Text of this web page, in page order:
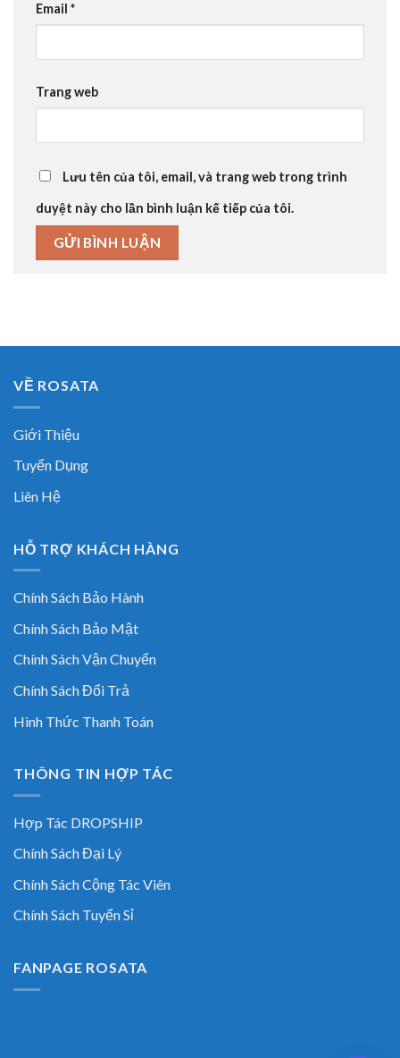
Email *
Trang web
Lưu tên của tôi, email, và trang web trong trình
duyệt này cho lần bình luận kế tiếp của tôi.
VỀ ROSATA
Giới Thiệu
Tuyển Dụng
Liên Hệ
HỖ TRỢ KHÁCH HÀNG
Chính Sách Bảo Hành
Chính Sách Bảo Mật
Chính Sách Vận Chuyển
Chính Sách Đổi Trả
Hình Thức Thanh Toán
THÔNG TIN HỢP TÁC
Hợp Tác DROPSHIP
Chính Sách Đại Lý
Chính Sách Cộng Tác Viên
Chính Sách Tuyển Sỉ
FANPAGE ROSATA